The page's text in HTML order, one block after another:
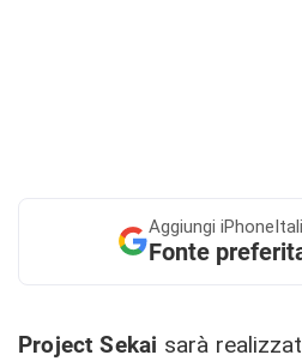
Aggiungi
Fonte
Project Sekai sarà